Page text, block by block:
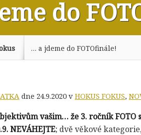
do
… a jdeme do FOTOfinále!
dne 24.9.2020 v HOKUS FOKUS,
vašim… že 3. ročník
NEVÁHEJTE; dvě věkové